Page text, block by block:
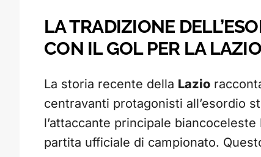
LA TRADIZIONE
CON IL GOL PER LA LAZIO
La storia recente della Lazio
centravanti protagonisti all’esordio
l’attaccante principale
partita ufficiale di campionato.